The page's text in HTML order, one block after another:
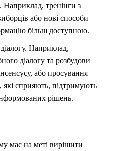
Наприклад, тренінги з
або нові способи
більш доступною.
Наприклад,
діалогу та розбудови
або просування
які сприяють, підтримують
рішень.
має на меті вирішити